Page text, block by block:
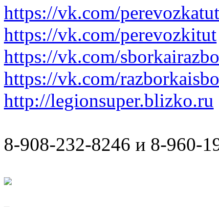
https://vk.com/perevozkatut
https://vk.com/perevozkitut
https://vk.com/
https://vk.com/
http://legionsuper.blizko.ru
8-908-232-8246 и 8-960-